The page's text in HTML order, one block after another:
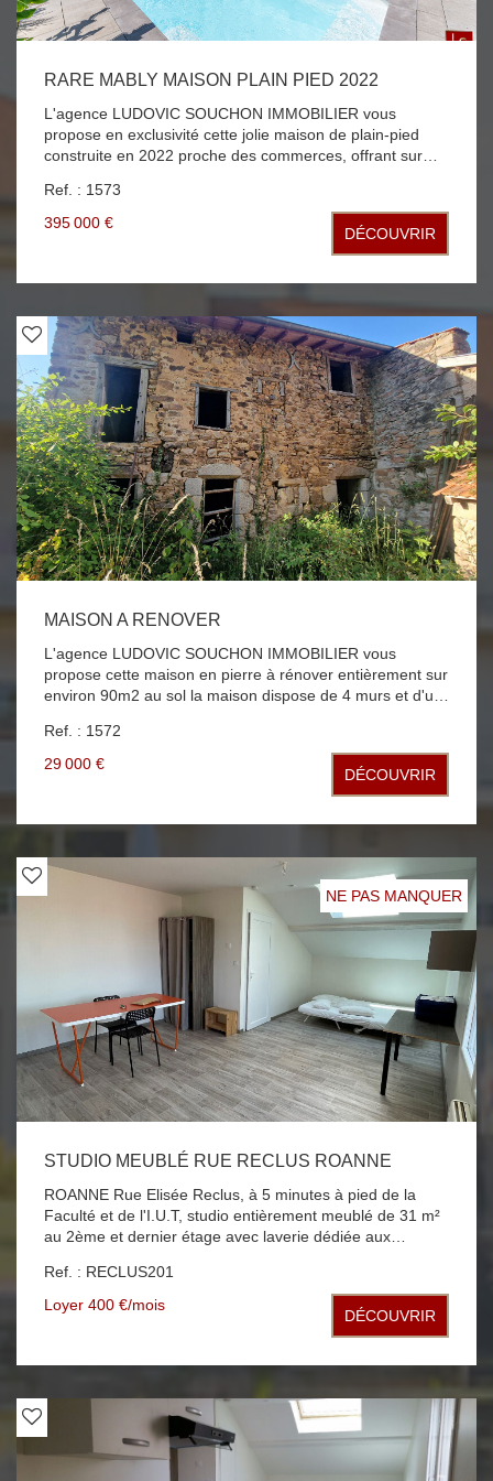
RARE MABLY MAISON PLAIN PIED 2022
L'agence LUDOVIC SOUCHON IMMOBILIER vous
propose en exclusivité cette jolie maison de plain-pied
construite en 2022 proche des commerces, offrant sur
sur un grand séjour salon de 55m2, un dégagement
desservant une suite parentale avec dressing et salle
d'eau avec WC, deux autres chambres avec placard, un
cellier donnant accès au garage, terrasse couverte et
carrelée beau terrain clos et arboré piscine, panneau
photovoltaique auto consommation et revente énergie la
maison est climatisée et dispose d'une domotique
SOMFY. A SAISIR RAPIDEMENT PRODUIT RARE
Ref. : 1573
395 000 €
DÉCOUVRIR
MAISON A RENOVER
L'agence LUDOVIC SOUCHON IMMOBILIER vous
propose cette maison en pierre à rénover entièrement sur
environ 90m2 au sol la maison dispose de 4 murs et d'un
d'électricité, ni d'assainissement. situé au calme à la
campagne terrain 200m2
Ref. : 1572
29 000 €
DÉCOUVRIR
NE PAS MANQUER
STUDIO MEUBLÉ RUE RECLUS ROANNE
ROANNE Rue Elisée Reclus, à 5 minutes à pied de la
Faculté et de l'I.U.T, studio entièrement meublé de 31 m²
au 2ème et dernier étage avec laverie dédiée aux
vie, d'un coin cuisine comprenant un frigo; plaque de
cuisson; micro-ondes et une salle d'eau avec WC. Calme
et luminosité assurée. Chauffage individuel électrique.
Ref. : RECLUS201
Loyer 400 €/mois
DÉCOUVRIR